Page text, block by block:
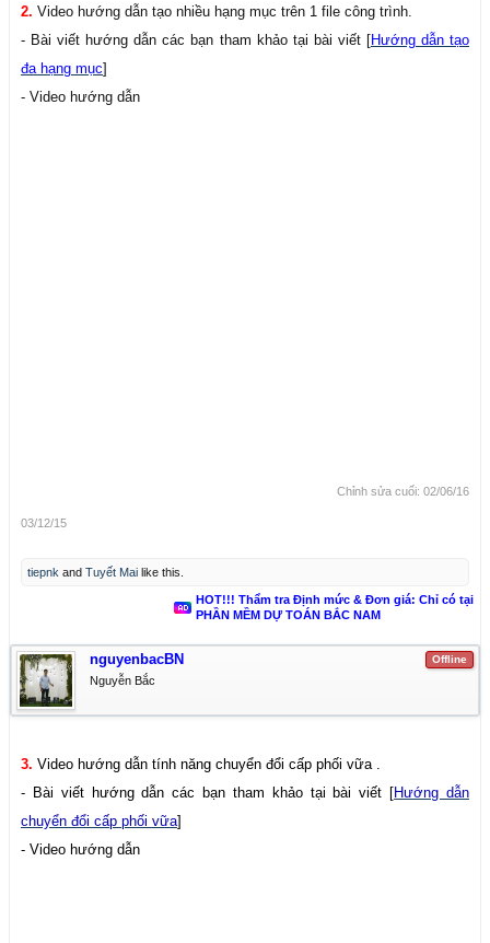
2. Video hướng dẫn tạo nhiều hạng mục trên 1 file công trình.
- Bài viết hướng dẫn các bạn tham khảo tại bài viết [Hướng dẫn tạo
đa hạng mục]
- Video hướng dẫn
Chỉnh sửa cuối: 02/06/16
03/12/15
tiepnk and Tuyết Mai like this.
HOT!!! Thẩm tra Định mức & Đơn giá: Chỉ có tại
PHẦN MỀM DỰ TOÁN BẮC NAM
Offline
nguyenbacBN
Nguyễn Bắc
3. Video hướng dẫn tính năng chuyển đổi cấp phối vữa .
- Bài viết hướng dẫn các bạn tham khảo tại bài viết [Hướng dẫn
chuyển đổi cấp phối vữa]
- Video hướng dẫn